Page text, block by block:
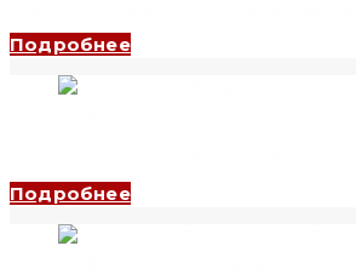
Подробнее
Подробнее